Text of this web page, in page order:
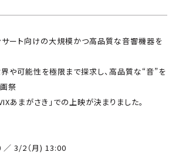
サート向けの大規模かつ高品質な音響機器を
や可能性を極限まで探求し、高品質な“音”を
祭
あまがさき」での上映が決まりました。
／ 3/2（月) 13:00